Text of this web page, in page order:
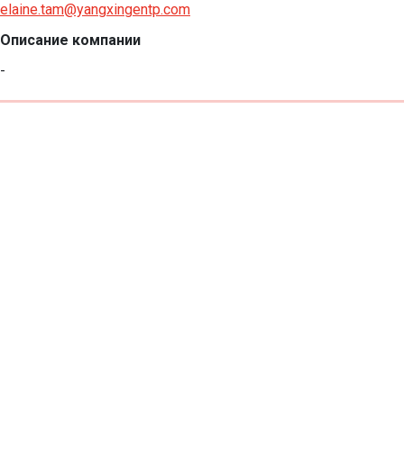
elaine.tam@yangxingentp.com
Описание компании
-